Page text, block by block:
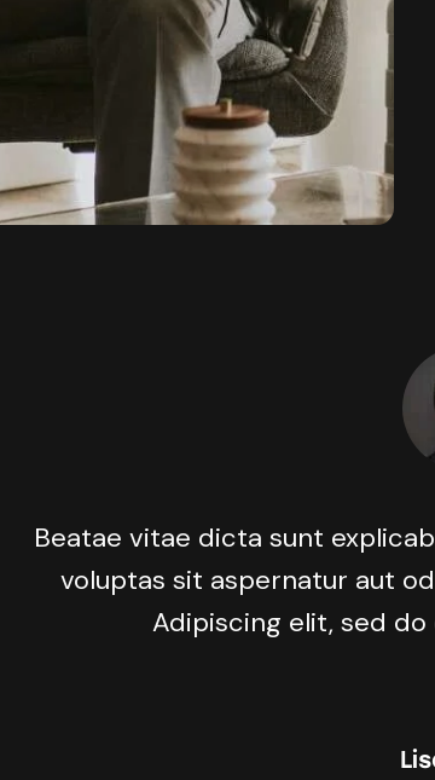
Beatae vitae dicta sunt
voluptas sit aspernatur aut
Adipiscing elit, sed